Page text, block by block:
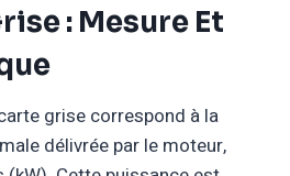
: Mesure Et
grise correspond à la
délivrée par le moteur,